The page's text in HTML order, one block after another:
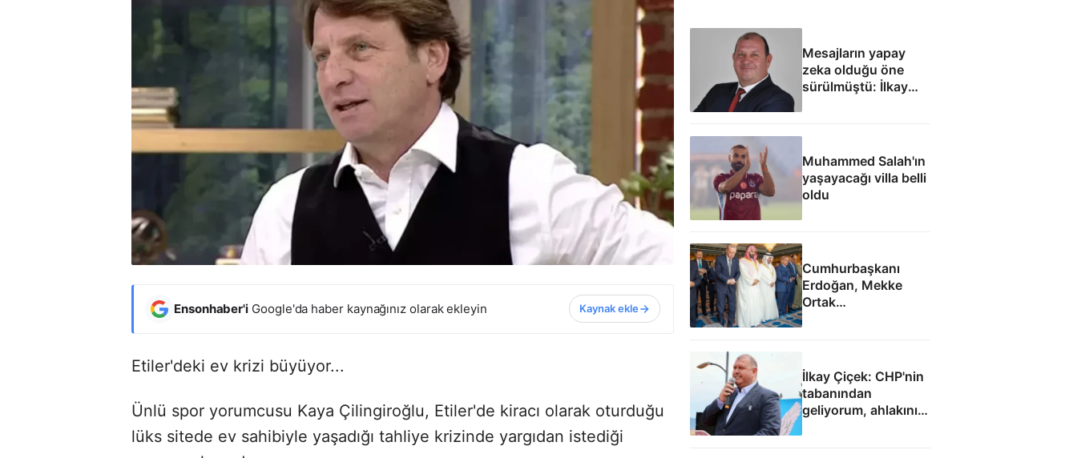
Ensonhaber'i Google'da haber kaynağınız olarak ekleyin Kaynak ekle
Etiler'deki ev krizi büyüyor...
Ünlü spor yorumcusu Kaya Çilingiroğlu, Etiler'de kiracı olarak oturduğu
lüks sitede ev sahibiyle yaşadığı tahliye krizinde yargıdan istediği
Mesajların yapay
zeka olduğu öne
sürülmüştü: İlkay
Muhammed Salah'ın
yaşayacağı villa belli
oldu
Cumhurbaşkanı
Erdoğan, Mekke
Ortak
Anlaşması'ndan
İlkay Çiçek: CHP'nin
tabanından
geliyorum, ahlakını